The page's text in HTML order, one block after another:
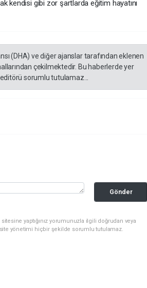
kendisi gibi zor şartlarda eğitim hayatını
(DHA) ve diğer ajanslar tarafından eklenen
çekilmektedir. Bu haberlerde yer
sorumlu tutulamaz...
Gönder
yaptığınız yorumunuzla ilgili doğrudan veya
yönetimi hiçbir şekilde sorumlu tutulamaz.